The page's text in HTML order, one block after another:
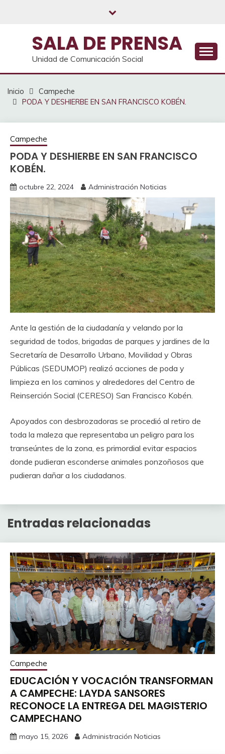
SALA DE PRENSA
Unidad de Comunicación Social
Inicio
Campeche
PODA Y DESHIERBE EN SAN FRANCISCO KOBÉN.
Campeche
PODA Y DESHIERBE EN SAN FRANCISCO
KOBÉN.
octubre 22, 2024 Administración Noticias
Ante la gestión de la ciudadanía y velando por la
seguridad de todos, brigadas de parques y jardines de la
Secretaría de Desarrollo Urbano, Movilidad y Obras
Públicas (SEDUMOP) realizó acciones de poda y
limpieza en los caminos y alrededores del Centro de
Reinserción Social (CERESO) San Francisco Kobén.
Apoyados con desbrozadoras se procedió al retiro de
toda la maleza que representaba un peligro para los
transeúntes de la zona, es primordial evitar espacios
donde pudieran esconderse animales ponzoñosos que
pudieran dañar a los ciudadanos.
Entradas relacionadas
Campeche
EDUCACIÓN Y VOCACIÓN TRANSFORMAN
A CAMPECHE: LAYDA SANSORES
RECONOCE LA ENTREGA DEL MAGISTERIO
CAMPECHANO
mayo 15, 2026 Administración Noticias